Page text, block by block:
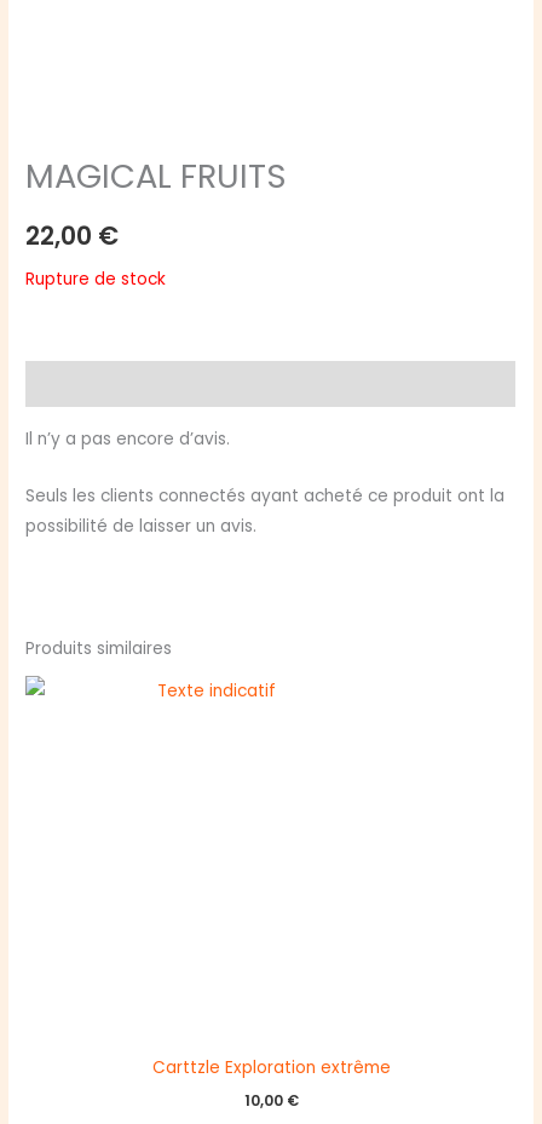
MAGICAL FRUITS
22,00 €
Rupture de stock
Il n’y a pas encore d’avis.
Seuls les clients connectés ayant acheté ce produit ont la
possibilité de laisser un avis.
Produits similaires
Carttzle Exploration extrême
10,00 €